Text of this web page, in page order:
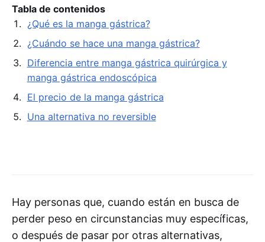
Tabla de contenidos
¿Qué es la manga gástrica?
¿Cuándo se hace una manga gástrica?
Diferencia entre manga gástrica quirúrgica y
manga gástrica endoscópica
El precio de la manga gástrica
Una alternativa no reversible
Hay personas que, cuando están en busca de
perder peso en circunstancias muy específicas,
o después de pasar por otras alternativas,